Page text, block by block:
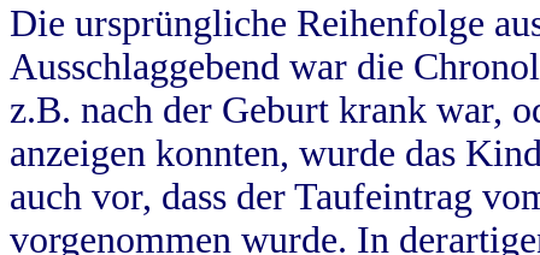
Die ursprüngliche Reihenfolge
Ausschlaggebend war die
z.B. nach der Geburt krank war,
anzeigen konnten, wurde das
auch vor, dass der Taufeintrag
vorgenommen wurde. In